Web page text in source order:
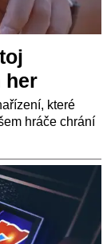
her
které
hráče chrání